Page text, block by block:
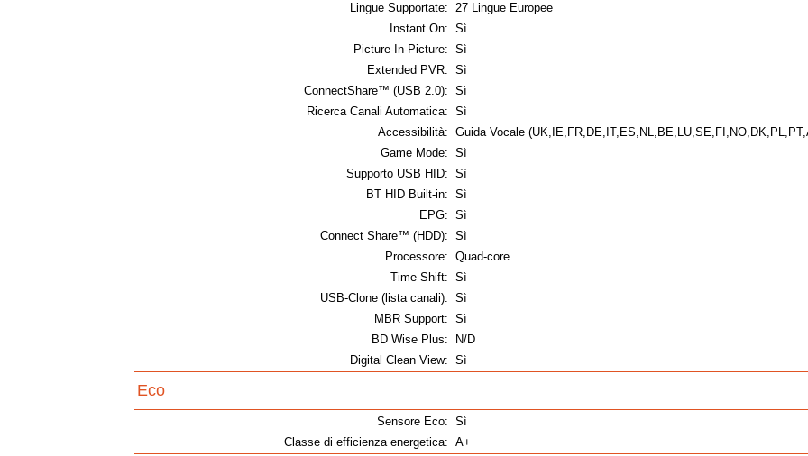
Lingue Supportate: 27 Lingue Europee
Instant On: Sì
Picture-In-Picture: Sì
Extended PVR: Sì
ConnectShare™ (USB 2.0): Sì
Ricerca Canali Automatica: Sì
Accessibilità: Guida Vocale
Game Mode: Sì
Supporto USB HID: Sì
BT HID Built-in: Sì
EPG: Sì
Connect Share™ (HDD): Sì
Processore: Quad-core
Time Shift: Sì
USB-Clone (lista canali): Sì
MBR Support: Sì
BD Wise Plus:
N/D
Digital Clean View: Sì
Eco
Sensore Eco: Sì
Classe di efficienza energetica: A+